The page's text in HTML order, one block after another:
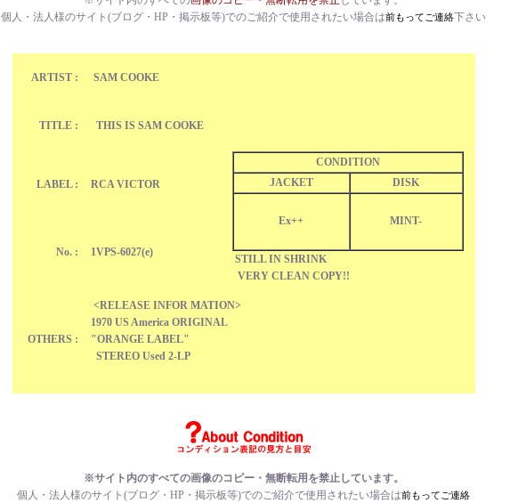
個人・法人様のサイト(ブログ・HP・掲示板等)でのご紹介で使用されたい場合は前もってご連絡下さい
ARTIST : SAM COOKE
TITLE : THIS IS SAM COOKE
LABEL : RCA VICTOR
CONDITION
JACKET
DISK
Ex++ MINT-
STILL IN SHRINK
VERY CLEAN COPY!!
No. : 1VPS-6027(e)
OTHERS :
<RELEASE INFOR MATION>
1970 US America ORIGINAL
"ORANGE LABEL"
STEREO Used 2-LP
※サイト内のすべての画像のコピー・無断転用を禁止しています。
個人・法人様のサイト(ブログ・HP・掲示板等)でのご紹介で使用されたい場合は前もってご連絡